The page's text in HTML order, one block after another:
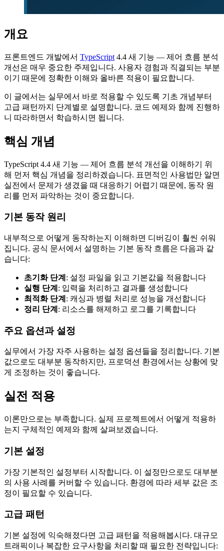
개요
프론트엔드 개발에서 TypeScript 4.4 새 기능 — 제어 흐름 분석
개선은 매우 중요한 주제입니다. 사용자 경험과 직결되는 부분
이기 때문에 정확한 이해와 올바른 적용이 필요합니다.
이 글에서는 실무에서 바로 적용할 수 있도록 기초 개념부터
고급 패턴까지 단계별로 설명합니다. 코드 예제와 함께 진행하
니 따라하면서 학습하시면 됩니다.
핵심 개념
TypeScript 4.4 새 기능 — 제어 흐름 분석 개선을 이해하기 위
해 먼저 핵심 개념을 정리하겠습니다. 표면적인 사용법만 알면
실전에서 문제가 생겼을 때 대응하기 어렵기 때문에, 동작 원
리를 먼저 파악하는 것이 중요합니다.
기본 동작 원리
내부적으로 어떻게 동작하는지 이해하면 디버깅이 훨씬 쉬워
집니다. 공식 문서에서 설명하는 기본 동작 흐름은 다음과 같
습니다:
초기화 단계 : 설정 파일을 읽고 기본값을 적용합니다
실행 단계 : 입력을 처리하고 결과를 생성합니다
최적화 단계 : 캐싱과 병렬 처리로 성능을 개선합니다
정리 단계 : 리소스를 해제하고 로그를 기록합니다
주요 옵션과 설정
실무에서 가장 자주 사용하는 설정 옵션들을 정리합니다. 기본
값으로도 대부분 동작하지만, 프로덕션 환경에서는 상황에 맞
게 조정하는 것이 좋습니다.
실전 적용
이론만으로는 부족합니다. 실제 프로젝트에서 어떻게 적용하
는지 구체적인 예제와 함께 살펴보겠습니다.
기본 설정
가장 기본적인 설정부터 시작합니다. 이 설정만으로도 대부분
의 사용 사례를 커버할 수 있습니다. 환경에 따라 세부 값은 조
정이 필요할 수 있습니다.
고급 패턴
기본 설정에 익숙해졌다면 고급 패턴을 적용해봅시다. 대규모
트래픽이나 복잡한 요구사항을 처리할 때 필요한 전략입니다: